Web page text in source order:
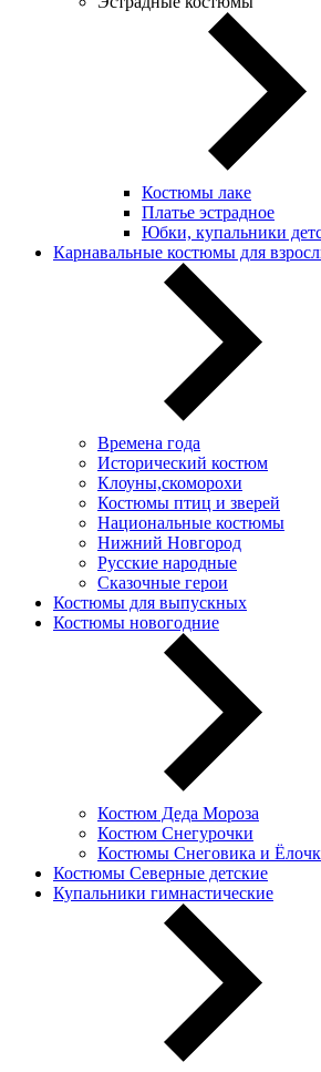
Костюмы лаке
Платье эстрадное
Юбки, купальники
Карнавальные костюмы для
Времена года
Исторический костюм
Клоуны,скоморохи
Костюмы птиц и зверей
Национальные костюмы
Нижний Новгород
Русские народные
Сказочные герои
Костюмы для выпускных
Костюмы новогодние
Костюм Деда Мороза
Костюм Снегурочки
Костюмы Снеговика и
Костюмы Северные детские
Купальники гимнастические